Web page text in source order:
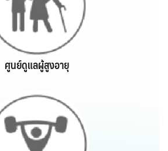
ศูนย์ดูแลผู้สูงอายุ